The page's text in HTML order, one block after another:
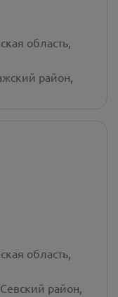
область,
район,
область,
район,